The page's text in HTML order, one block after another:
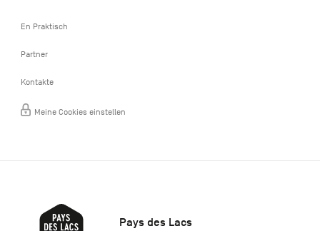
En Praktisch
Partner
Kontakte
Meine Cookies einstellen
Pays des Lacs